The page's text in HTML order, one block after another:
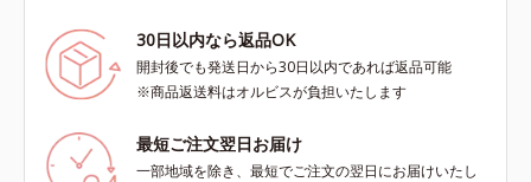
30日以内なら返品OK
開封後でも発送日から30日以内であれば返品可能
※商品返送料はオルビスが負担いたします
最短ご注文翌日お届け
一部地域を除き、最短でご注文の翌日にお届けいたし